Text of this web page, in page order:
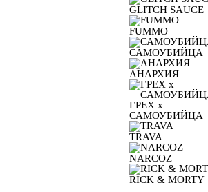
GLITCH SAUCE
FUMMO
САМОУБИЙЦА
АНАРХИЯ
ГРЕХ х
САМОУБИЙЦА
TRAVA
NARCOZ
RICK & MORTY